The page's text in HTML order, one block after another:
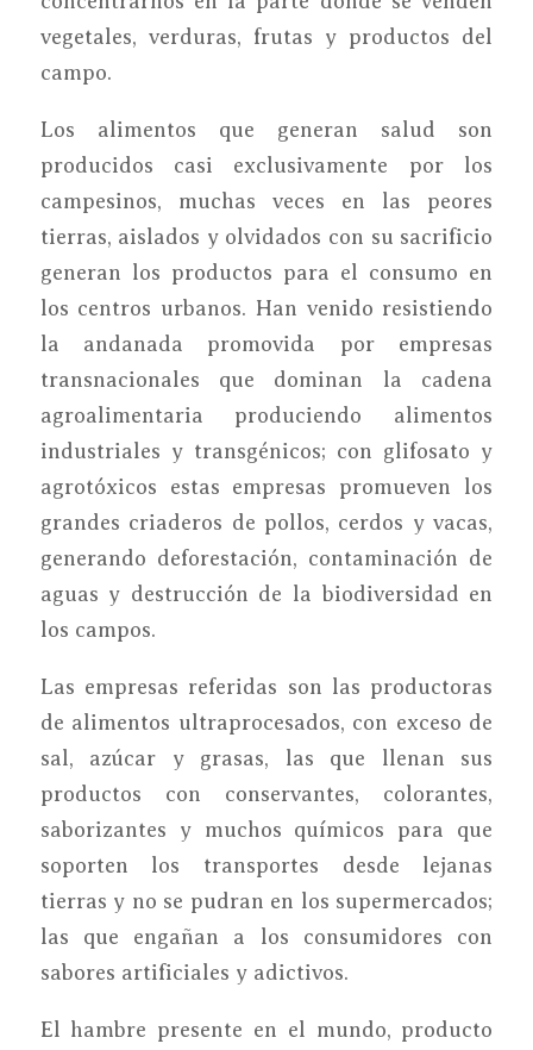
vegetales, verduras, frutas y productos del
campo.
Los alimentos que generan salud son
producidos casi exclusivamente por los
campesinos, muchas veces en las peores
tierras, aislados y olvidados con su sacrificio
generan los productos para el consumo en
los centros urbanos. Han venido resistiendo
la andanada promovida por empresas
transnacionales que dominan la cadena
agroalimentaria produciendo alimentos
industriales y transgénicos; con glifosato y
agrotóxicos estas empresas promueven los
grandes criaderos de pollos, cerdos y vacas,
generando deforestación, contaminación de
aguas y destrucción de la biodiversidad en
los campos.
Las empresas referidas son las productoras
de alimentos ultraprocesados, con exceso de
sal, azúcar y grasas, las que llenan sus
productos con conservantes, colorantes,
saborizantes y muchos químicos para que
soporten los transportes desde lejanas
tierras y no se pudran en los supermercados;
las que engañan a los consumidores con
sabores artificiales y adictivos.
El hambre presente en el mundo, producto